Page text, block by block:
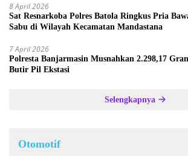
8 April 2026
Sat Resnarkoba Polres Batola Ringkus Pria
Sabu di Wilayah Kecamatan Mandastana
7 April 2026
Polresta Banjarmasin Musnahkan 2.298,17
Butir Pil Ekstasi
Selengkapnya
Otomotif